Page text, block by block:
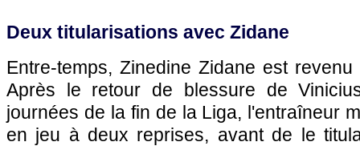
Deux titularisations avec Zidane
Entre-temps, Zinedine Zidane est
Après le retour de blessure de
journées de la fin de la Liga, l'entraîneur
en jeu à deux reprises, avant de le